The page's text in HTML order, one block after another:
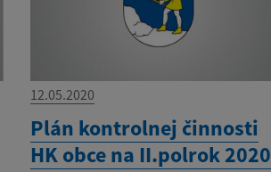
12.05.2020
Plán kontrolnej činnosti
HK obce na II.polrok 2020